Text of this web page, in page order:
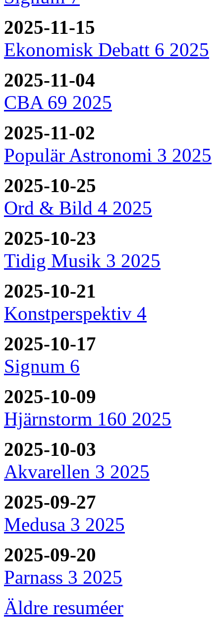
2025-11-15
Ekonomisk Debatt 6 2025
2025-11-04
CBA 69 2025
2025-11-02
Populär Astronomi 3 2025
2025-10-25
Ord & Bild 4 2025
2025-10-23
Tidig Musik 3 2025
2025-10-21
Konstperspektiv 4
2025-10-17
Signum 6
2025-10-09
Hjärnstorm 160 2025
2025-10-03
Akvarellen 3 2025
2025-09-27
Medusa 3 2025
2025-09-20
Parnass 3 2025
Äldre resuméer